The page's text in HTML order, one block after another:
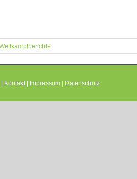
Kontakt| Impressum Datenschutz